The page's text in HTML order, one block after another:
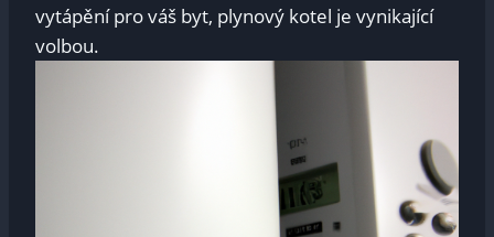
vytápění pro váš byt, plynový kotel je vynikající
volbou.